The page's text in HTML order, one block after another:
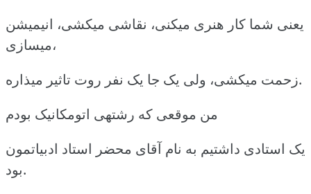
یعنی شما کار هنری میکنی، نقاشی میکشی، انیمیشن
میسازی،
زحمت میکشی، ولی یک جا یک نفر روت تاثیر میذاره.
من موقعی که رشتهی اتومکانیک بودم
یک استادی داشتیم به نام آقای محضر استاد ادبیاتمون
بود.